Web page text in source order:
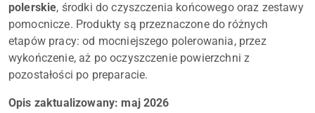
polerskie, środki do czyszczenia końcowego oraz zestawy
pomocnicze. Produkty są przeznaczone do różnych
etapów pracy: od mocniejszego polerowania, przez
wykończenie, aż po oczyszczenie powierzchni z
pozostałości po preparacie.
Opis zaktualizowany: maj 2026